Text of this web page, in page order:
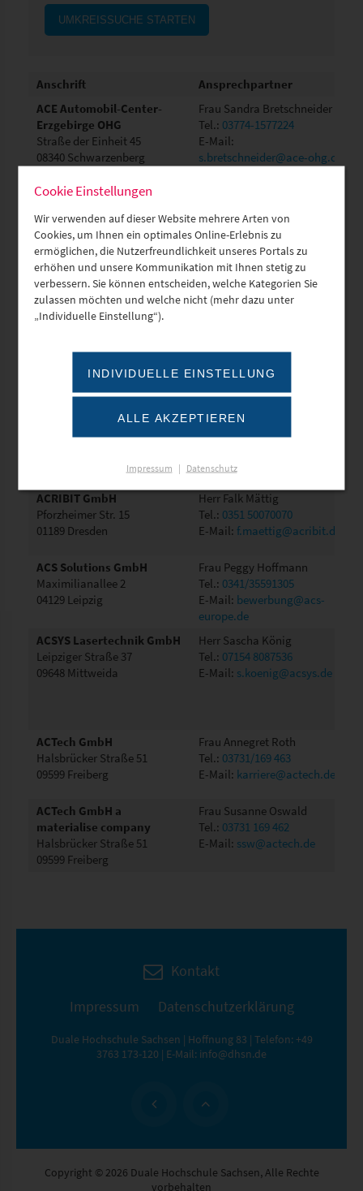
UMKREISSUCHE STARTEN
Anschrift Ansprechpartner
ACE Automobil-Center-
Erzgebirge OHG
Straße der Einheit 45
08340 Schwarzenberg
Frau Sandra Bretschneider
Tel.: 03774-1577224
E-Mail:
s.bretschneider@ace-ohg.de
GmbH
Obere Hauptstraße 10
09232 Hartmannsdorf
elcon.com
ACP IT Solutions GmbH
Schnorrstraße 70
01069 Dresden
Julia Richter
ACPS Automotive GmbH
Achatstr. 2 - 4
09356 St. Egidien
Frau Franziska Bormann
Tel.:037204-70127
E-Mail:karriere.des@acps-
E-Mail:
ACRIBIT GmbH
Pforzheimer Str. 15
01189 Dresden
Herr Falk Mättig
Tel.: 0351 50070070
E-Mail: f.maettig@acribit.de
ACS Solutions GmbH
Maximilianallee 2
04129 Leipzig
Frau Peggy Hoffmann
Tel.: 0341/35591305
E-Mail: bewerbung@acs-
europe.de
ACSYS Lasertechnik GmbH
Leipziger Straße 37
09648 Mittweida
Herr Sascha König
Tel.: 07154 8087536
E-Mail: s.koenig@acsys.de
ACTech GmbH
Halsbrücker Straße 51
09599 Freiberg
Frau Annegret Roth
Tel.: 03731/169 463
E-Mail: karriere@actech.de
ACTech GmbH a
materialise company
Halsbrücker Straße 51
09599 Freiberg
Frau Susanne Oswald
Tel.: 03731 169 462
E-Mail: ssw@actech.de
Kontakt
Impressum
Datenschutzerklärung
Duale Hochschule Sachsen | Hoffnung 83 | Telefon: +49
3763 173-120 | E-Mail: info@dhsn.de
Copyright © 2026 Duale Hochschule Sachsen, Alle Rechte
vorbehalten
Cookie Einstellungen
Wir verwenden auf dieser Website mehrere Arten von
Cookies, um Ihnen ein optimales Online-Erlebnis zu
ermöglichen, die Nutzerfreundlichkeit unseres Portals zu
erhöhen und unsere Kommunikation mit Ihnen stetig zu
verbessern. Sie können entscheiden, welche Kategorien Sie
zulassen möchten und welche nicht (mehr dazu unter
„Individuelle Einstellung“).
INDIVIDUELLE EINSTELLUNG
ALLE AKZEPTIEREN
Impressum | Datenschutz